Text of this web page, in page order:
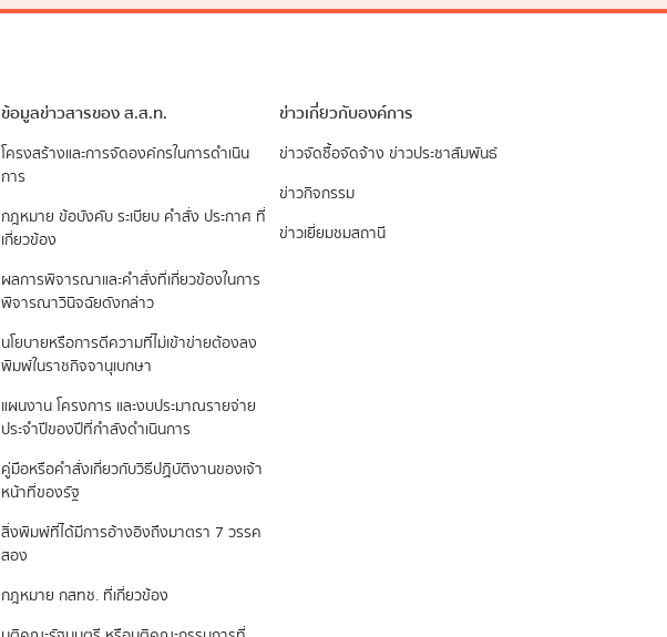
ข้อมูลข่าวสารของ ส.ส.ท.
​โครงสร้างและการจัดองค์กรในการดำเนิน
การ
กฎหมาย ข้อบังคับ ระเบียบ คำสั่ง ประกาศ ที่
เกี่ยวข้อง
ผลการพิจารณาและคำสั่งที่เกี่ยวข้องในการ
พิจารณาวินิจฉัยดังกล่าว
นโยบายหรือการตีความที่ไม่เข้าข่ายต้องลง
พิมพ์ในราชกิจจานุเบกษา
แผนงาน โครงการ และงบประมาณรายจ่าย
ประจำปีของปีที่กำลังดำเนินการ
คู่มือหรือคำสั่งเกี่ยวกับวิธีปฏิบัติงานของเจ้า
หน้าที่ของรัฐ
สิ่งพิมพ์ที่ได้มีการอ้างอิงถึงมาตรา 7 วรรค
สอง
กฎหมาย กสทช. ที่เกี่ยวข้อง
ข่าวเกี่ยวกับองค์การ
ข่าวจัดซื้อจัดจ้าง ข่าวประชาสัมพันธ์
ข่าวกิจกรรม
ข่าวเยี่ยมชมสถานี